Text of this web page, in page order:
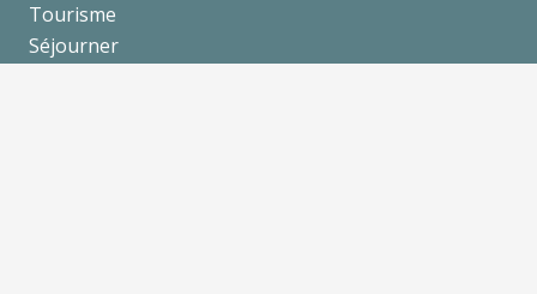
Tourisme
Séjourner